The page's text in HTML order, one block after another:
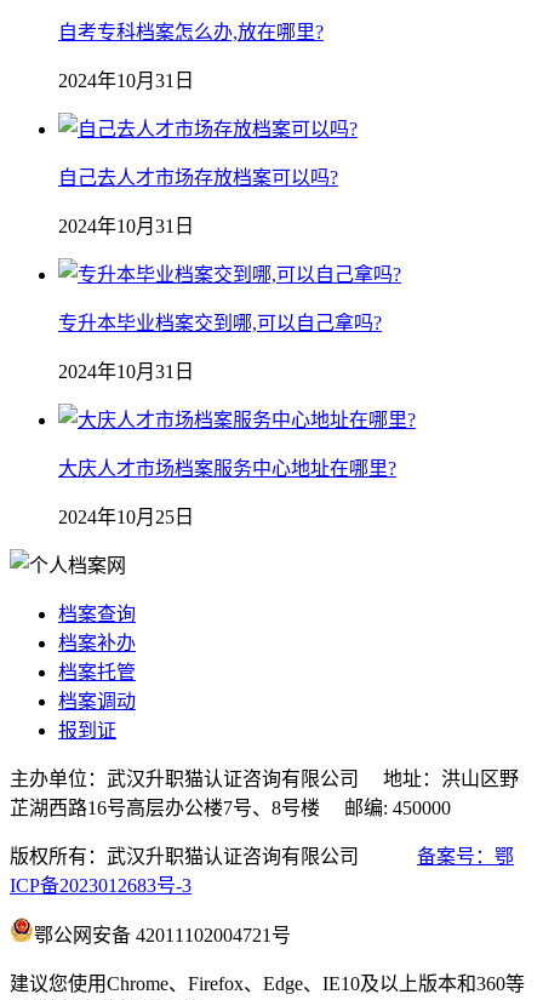
自考专科档案怎么办,放在哪里?
2024年10月31日
自己去人才市场存放档案可以吗?
2024年10月31日
专升本毕业档案交到哪,可以自己拿吗?
2024年10月31日
大庆人才市场档案服务中心地址在哪里?
2024年10月25日
档案查询
档案补办
档案托管
档案调动
报到证
主办单位：武汉升职猫认证咨询有限公司 地址：洪山区野
芷湖西路16号高层办公楼7号、8号楼 邮编: 450000
版权所有：武汉升职猫认证咨询有限公司 备案号：鄂
ICP备2023012683号-3
鄂公网安备 42011102004721号
建议您使用Chrome、Firefox、Edge、IE10及以上版本和360等